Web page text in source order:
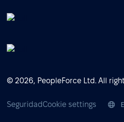
© 2026, PeopleForce Ltd. All
SeguridadCookie settings